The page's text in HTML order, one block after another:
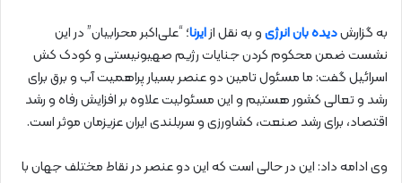
به گزارشدیده بان انرژیو به نقل ازایرنا؛ “علی‌اکبر محرابیان” در این
نشست ضمن محکوم کردن جنایات رژیم صهیونیستی و کودک کش
اسرائیل گفت: ما مسئول تامین دو عنصر بسیار پراهمیت آب و برق برای
رشد و تعالی کشور هستیم و این مسئولیت علاوه بر افزایش رفاه و رشد
اقتصاد، برای رشد صنعت، کشاورزی و سربلندی ایران عزیزمان موثر است.
وی ادامه داد: این در حالی است که این دو عنصر در نقاط مختلف جهان با